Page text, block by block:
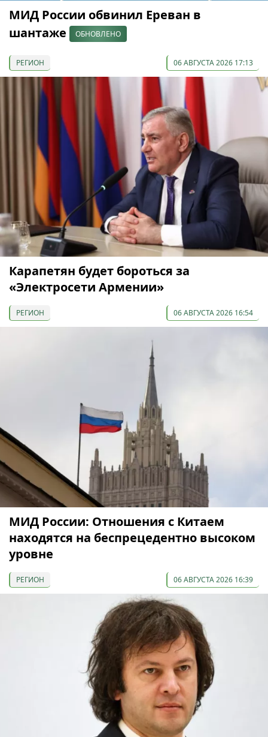
МИД России обвинил Ереван в
шантаже
ОБНОВЛЕНО
РЕГИОН 06 АВГУСТА 2026 17:13
Карапетян будет бороться за
«Электросети Армении»
РЕГИОН 06 АВГУСТА 2026 16:54
МИД России: Отношения с Китаем
находятся на беспрецедентно высоком
уровне
РЕГИОН 06 АВГУСТА 2026 16:39